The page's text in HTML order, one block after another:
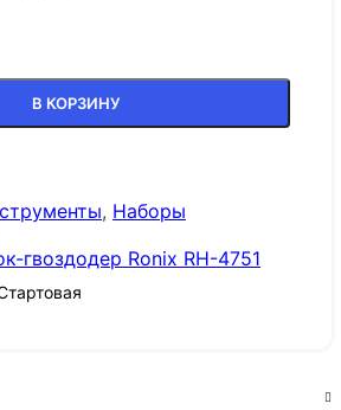
В КОРЗИНУ
, Наборы
гвоздодер Ronix RH-4751